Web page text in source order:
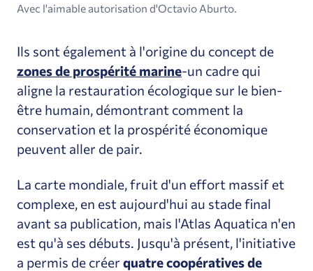
Avec l'aimable autorisation d'Octavio Aburto.
Ils sont également à l'origine du concept de
zones de prospérité marine-un cadre qui
aligne la restauration écologique sur le bien-
être humain, démontrant comment la
conservation et la prospérité économique
peuvent aller de pair.
La carte mondiale, fruit d'un effort massif et
complexe, en est aujourd'hui au stade final
avant sa publication, mais l'Atlas Aquatica n'en
est qu'à ses débuts. Jusqu'à présent, l'initiative
a permis de créer quatre coopératives de